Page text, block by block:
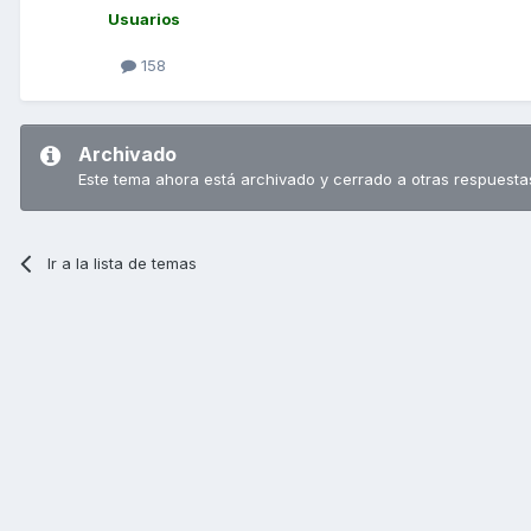
Usuarios
158
Archivado
Este tema ahora está archivado y cerrado a otras
Ir a la lista de temas